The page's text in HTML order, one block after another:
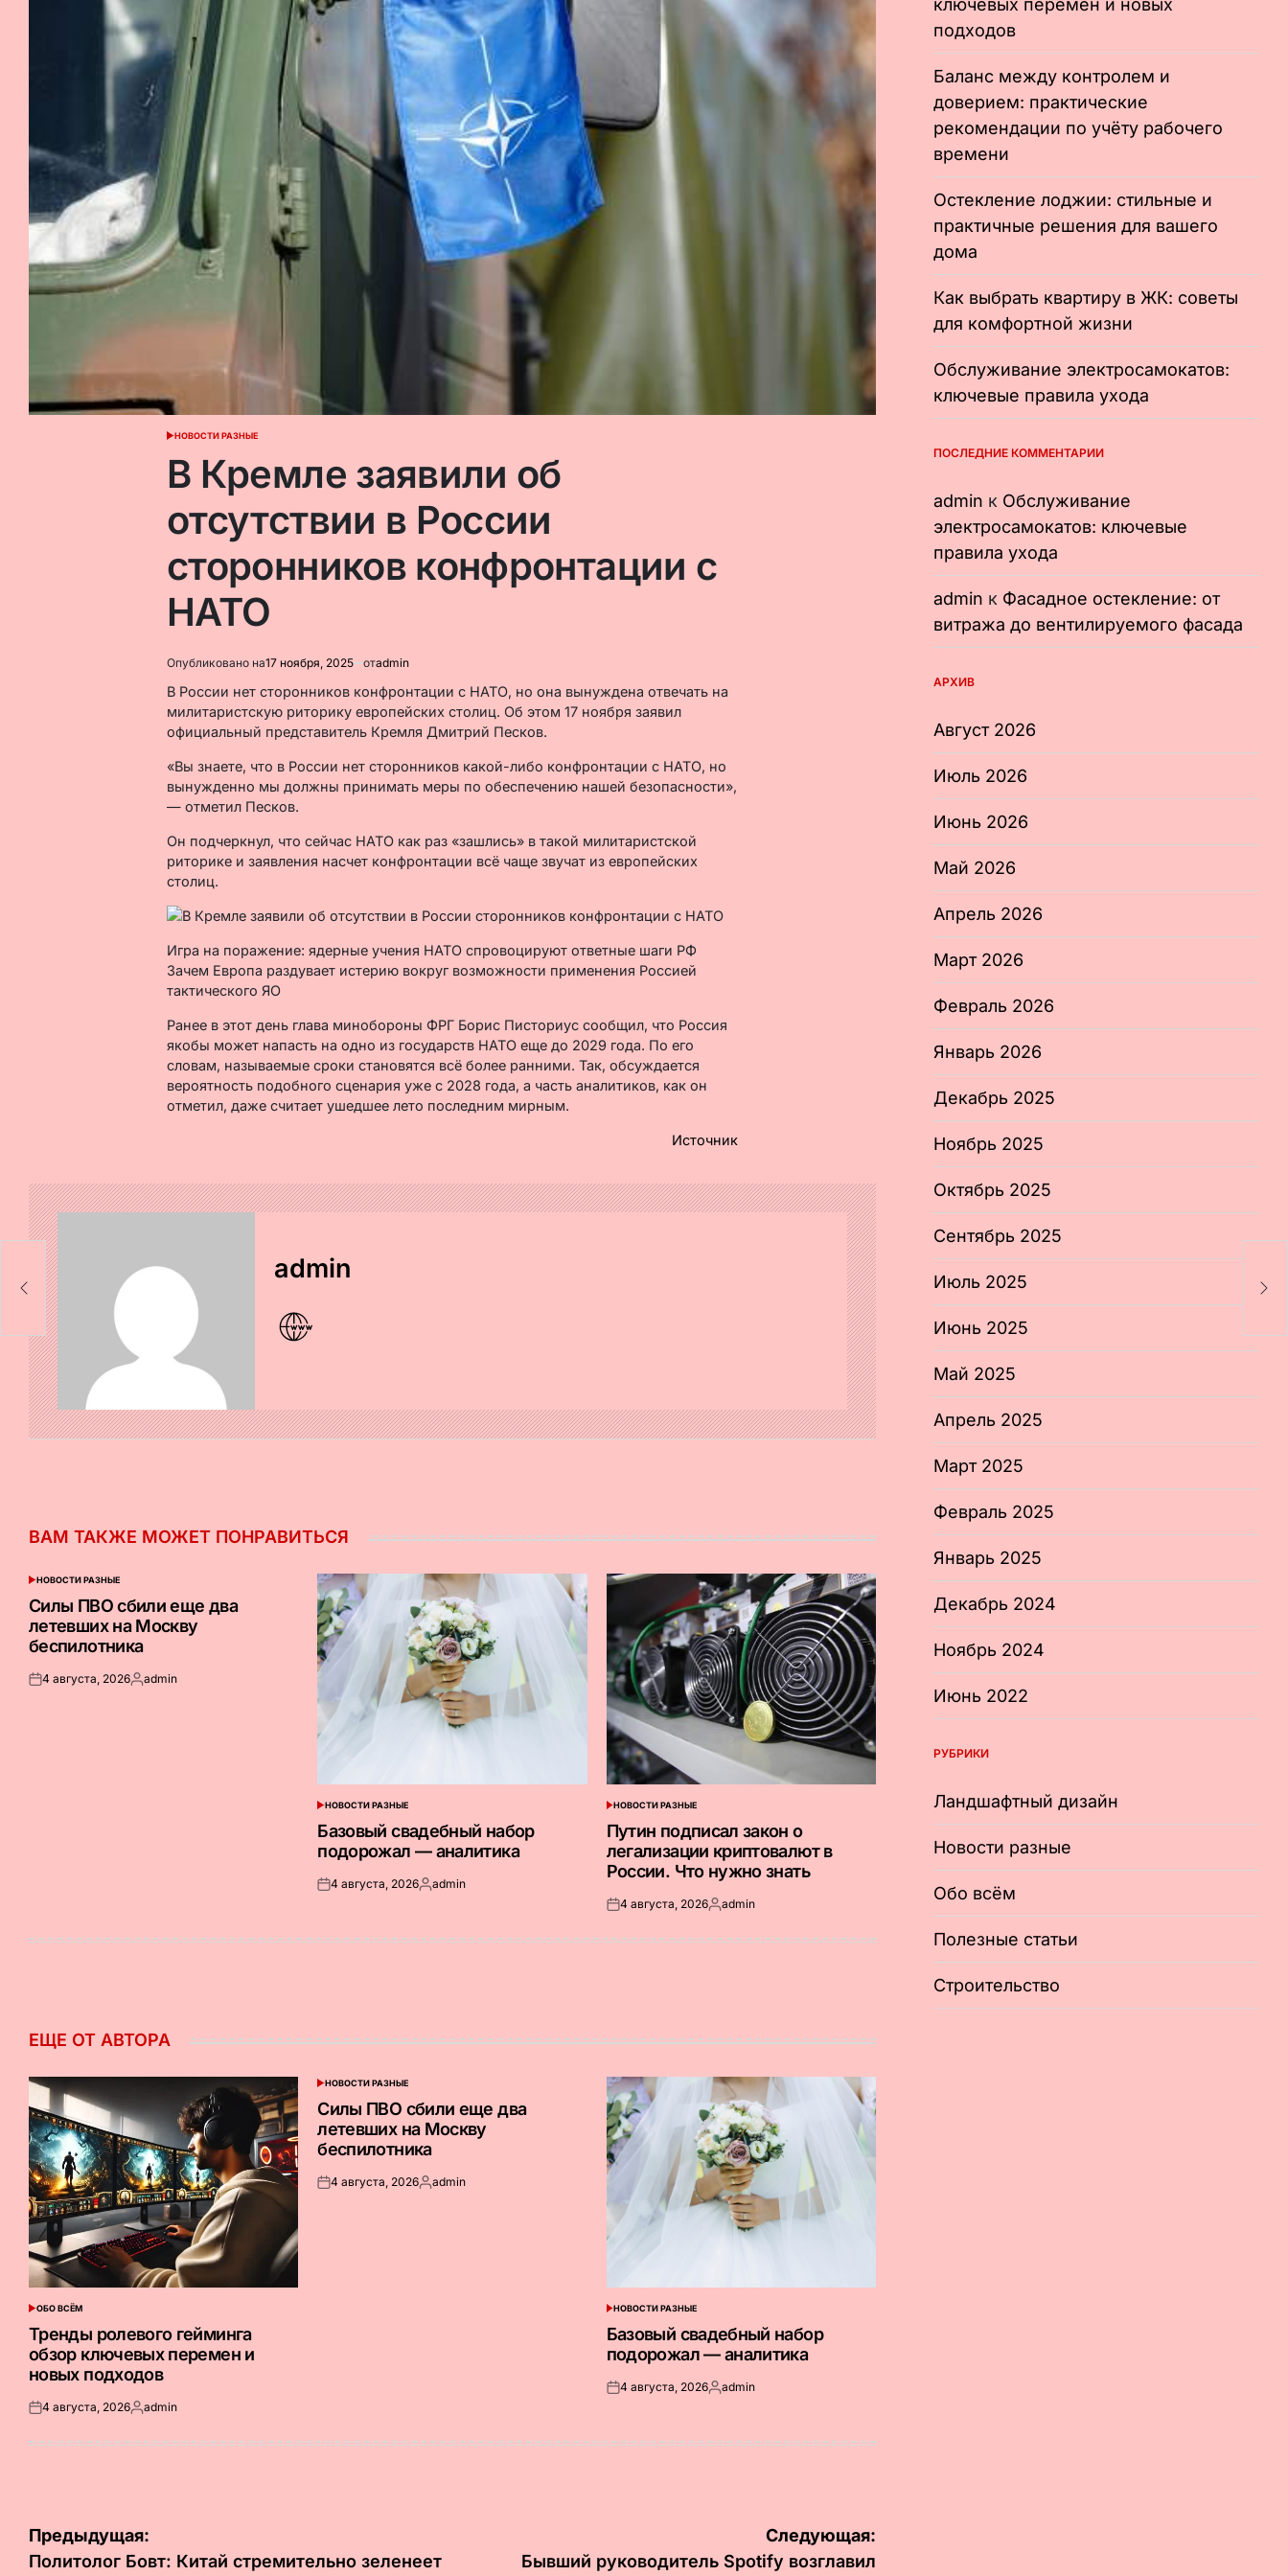
ОПУБЛИКОВАНО
НОВОСТИ РАЗНЫЕ
В Кремле заявили об
отсутствии в России
сторонников конфронтации с
НАТО
Опубликовано на17 ноября, 2025 отadmin
В России нет сторонников конфронтации с НАТО, но она вынуждена отвечать на
милитаристскую риторику европейских столиц. Об этом 17 ноября заявил
официальный представитель Кремля Дмитрий Песков.
«Вы знаете, что в России нет сторонников какой-либо конфронтации с НАТО, но
вынужденно мы должны принимать меры по обеспечению нашей безопасности»,
— отметил Песков.
Он подчеркнул, что сейчас НАТО как раз «зашлись» в такой милитаристской
риторике и заявления насчет конфронтации всё чаще звучат из европейских
столиц.
Игра на поражение: ядерные учения НАТО спровоцируют ответные шаги РФ
Зачем Европа раздувает истерию вокруг возможности применения Россией
тактического ЯО
Ранее в этот день глава минобороны ФРГ Борис Писториус сообщил, что Россия
якобы может напасть на одно из государств НАТО еще до 2029 года. По его
словам, называемые сроки становятся всё более ранними. Так, обсуждается
вероятность подобного сценария уже с 2028 года, а часть аналитиков, как он
отметил, даже считает ушедшее лето последним мирным.
Источник
admin
ВАМ ТАКЖЕ МОЖЕТ ПОНРАВИТЬСЯ
ОПУБЛИКОВАНО
НОВОСТИ РАЗНЫЕ
Силы ПВО сбили еще два
летевших на Москву
беспилотника
Опубликовано
4 августа, 2026Запись
admin
ОПУБЛИКОВАНО
В
НОВОСТИ РАЗНЫЕ
Базовый свадебный набор
подорожал — аналитика
Опубликовано
4 августа, 2026Запись
admin
ОПУБЛИКОВАНО
В
НОВОСТИ РАЗНЫЕ
Путин подписал закон о
легализации криптовалют в
России. Что нужно знать
Опубликовано
4 августа, 2026Запись
admin
ЕЩЕ ОТ АВТОРА
ОПУБЛИКОВАНО
В
ОБО ВСЁМ
Тренды ролевого гейминга
обзор ключевых перемен и
новых подходов
Опубликовано
4 августа, 2026Запись
admin
ОПУБЛИКОВАНО
НОВОСТИ РАЗНЫЕ
Силы ПВО сбили еще два
летевших на Москву
беспилотника
Опубликовано
4 августа, 2026Запись
admin
ОПУБЛИКОВАНО
В
НОВОСТИ РАЗНЫЕ
Базовый свадебный набор
подорожал — аналитика
Опубликовано
4 августа, 2026Запись
admin
Навигация
по
Предыдущая:
Политолог Бовт: Китай стремительно зеленеет
Следующая:
Бывший руководитель Spotify возглавил
ключевых перемен и новых
подходов
Баланс между контролем и
доверием: практические
рекомендации по учёту рабочего
времени
Остекление лоджии: стильные и
практичные решения для вашего
дома
Как выбрать квартиру в ЖК: советы
для комфортной жизни
Обслуживание электросамокатов:
ключевые правила ухода
ПОСЛЕДНИЕ КОММЕНТАРИИ
admin к Обслуживание
электросамокатов: ключевые
правила ухода
admin к Фасадное остекление: от
витража до вентилируемого фасада
АРХИВ
Август 2026
Июль 2026
Июнь 2026
Май 2026
Апрель 2026
Март 2026
Февраль 2026
Январь 2026
Декабрь 2025
Ноябрь 2025
Октябрь 2025
Сентябрь 2025
Июль 2025
Июнь 2025
Май 2025
Апрель 2025
Март 2025
Февраль 2025
Январь 2025
Декабрь 2024
Ноябрь 2024
Июнь 2022
РУБРИКИ
Ландшафтный дизайн
Новости разные
Обо всём
Полезные статьи
Строительство